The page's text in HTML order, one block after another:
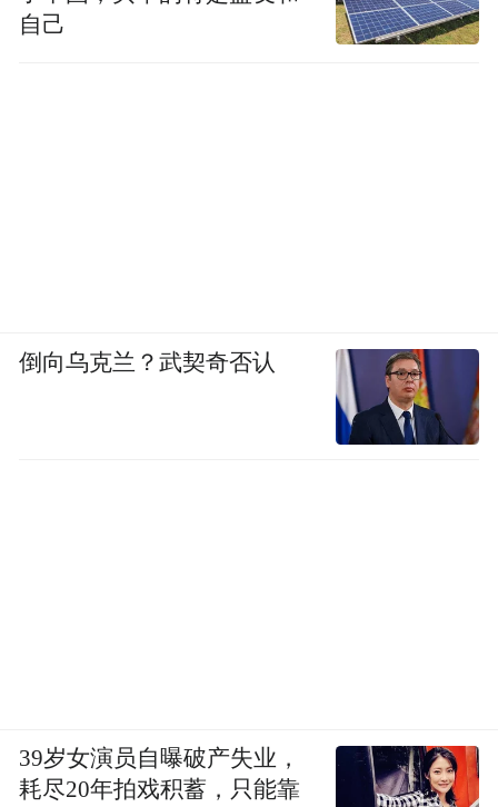
自己
倒向乌克兰？武契奇否认
39岁女演员自曝破产失业，
耗尽20年拍戏积蓄，只能靠